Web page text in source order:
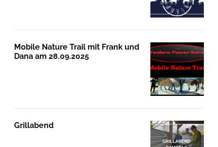
Mobile Nature Trail mit Frank und
Dana am 28.09.2025
Grillabend